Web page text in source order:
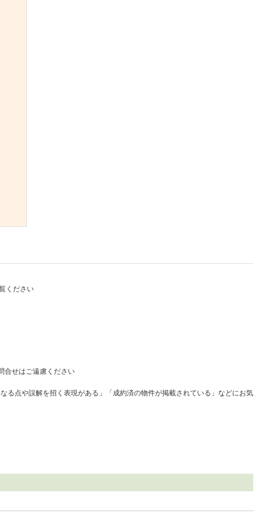
ください
合せはご遠慮ください
る点や誤解を招く表現がある」「成約済の物件が掲載されている」などにお気